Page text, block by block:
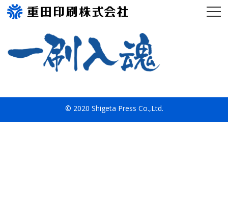
© 2020 Shigeta Press Co.,Ltd.